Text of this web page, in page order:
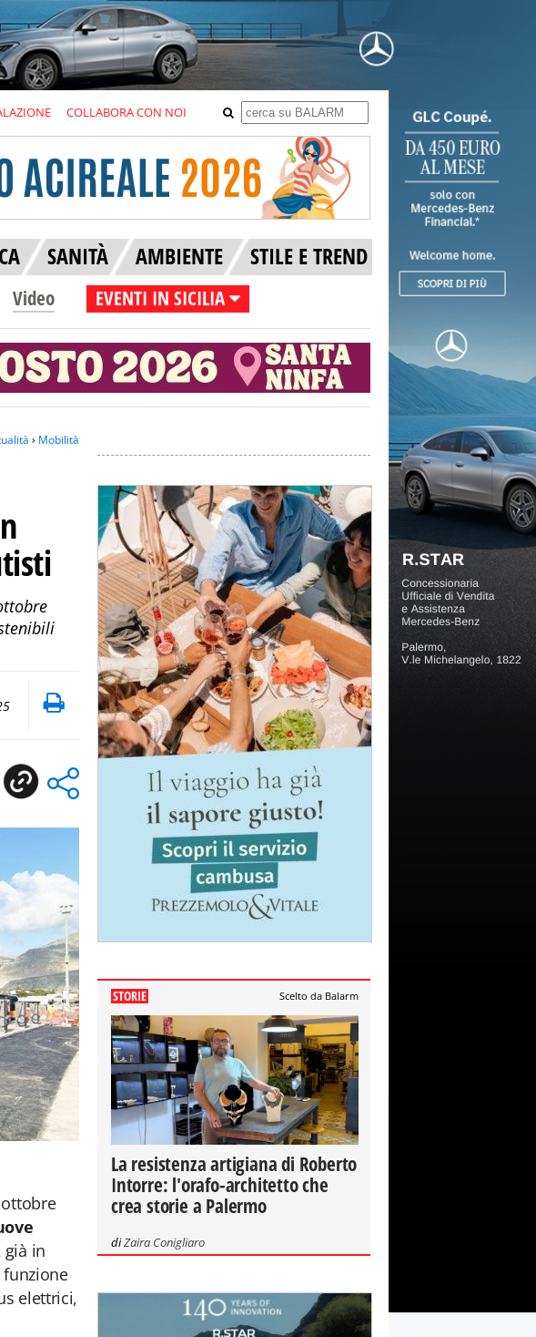
COLLABORA CON NOI
SANITÀ AMBIENTE STILE E TREND
Video EVENTI IN SICILIA
› Mobilità
già in
elettrici,
STORIE Scelto da Balarm
La resistenza artigiana di Roberto
Intorre: l'orafo-architetto che
crea storie a Palermo
diZaira Conigliaro